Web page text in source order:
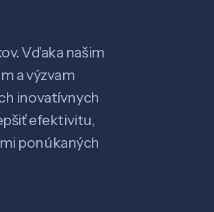
Vďaka našim
a výzvam
inovatívnych
efektivitu,
ponúkaných